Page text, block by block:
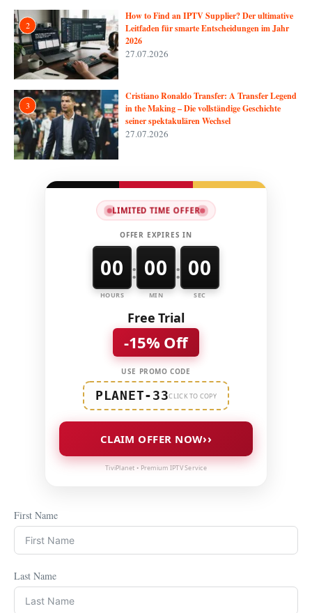
2
How to Find an IPTV Supplier? Der ultimative
Leitfaden für smarte Entscheidungen im Jahr
2026
27.07.2026
3
Cristiano Ronaldo Transfer: A Transfer Legend
in the Making – Die vollständige Geschichte
seiner spektakulären Wechsel
27.07.2026
LIMITED TIME OFFER
OFFER EXPIRES IN
00
HOURS
: 00
MIN
: 00
SEC
Free Trial
-15% Off
USE PROMO CODE
PLANET-33CLICK TO COPY
CLAIM OFFER NOW››
TiviPlanet • Premium IPTV Service
First Name
Last Name